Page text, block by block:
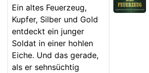
Ein altes Feuerzeug,
Kupfer, Silber und Gold
entdeckt ein junger
Soldat in einer hohlen
Eiche. Und das gerade,
als er sehnsüchtig